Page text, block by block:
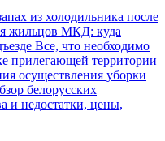
из холодильника после
жильцов МКД: куда
Все, что необходимо
прилегающей территории
осуществления уборки
белорусских
и недостатки, цены,